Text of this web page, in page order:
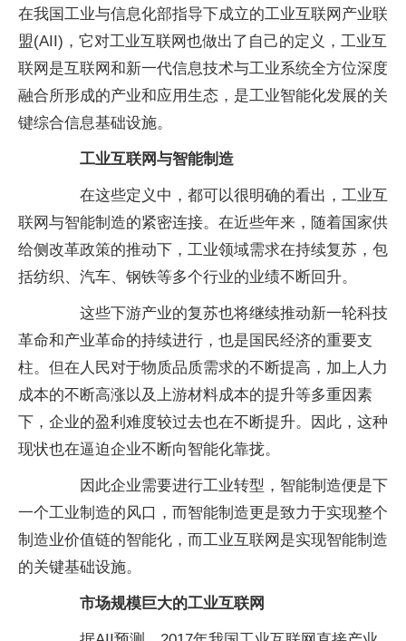
在我国工业与信息化部指导下成立的工业互联网产业联
盟(AII)，它对工业互联网也做出了自己的定义，工业互
联网是互联网和新一代信息技术与工业系统全方位深度
融合所形成的产业和应用生态，是工业智能化发展的关
键综合信息基础设施。
工业互联网与智能制造
在这些定义中，都可以很明确的看出，工业互
联网与智能制造的紧密连接。在近些年来，随着国家供
给侧改革政策的推动下，工业领域需求在持续复苏，包
括纺织、汽车、钢铁等多个行业的业绩不断回升。
这些下游产业的复苏也将继续推动新一轮科技
革命和产业革命的持续进行，也是国民经济的重要支
柱。但在人民对于物质品质需求的不断提高，加上人力
成本的不断高涨以及上游材料成本的提升等多重因素
下，企业的盈利难度较过去也在不断提升。因此，这种
现状也在逼迫企业不断向智能化靠拢。
因此企业需要进行工业转型，智能制造便是下
一个工业制造的风口，而智能制造更是致力于实现整个
制造业价值链的智能化，而工业互联网是实现智能制造
的关键基础设施。
市场规模巨大的工业互联网